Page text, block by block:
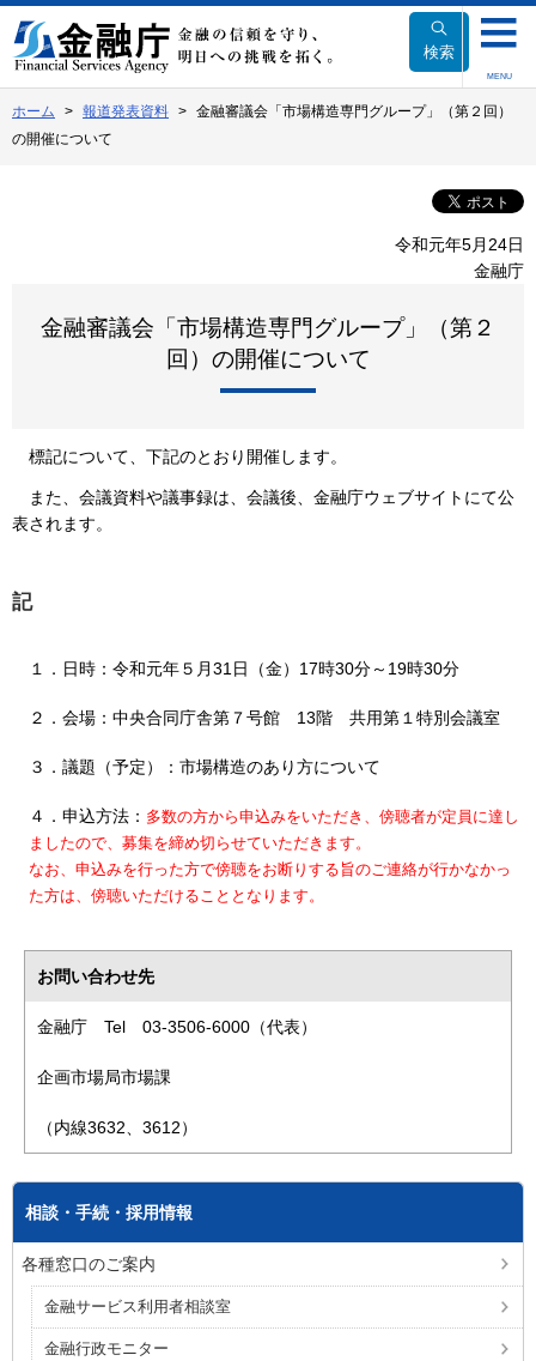
文
へ
動
検索
MENU
ホーム 報道発表資料
金融審議会「市場構造専門グループ」（第２回）
の開催について
令和元年5月24日
金融庁
金融審議会「市場構造専門グループ」（第２
回）の開催について
標記について、下記のとおり開催します。
また、会議資料や議事録は、会議後、金融庁ウェブサイトにて公
表されます。
記
１．日時：令和元年５月31日（金）17時30分～19時30分
２．会場：中央合同庁舎第７号館 13階 共用第１特別会議室
３．議題（予定）：市場構造のあり方について
４．申込方法： 多数の⽅から申込みをいただき、傍聴者が定員に達し
ましたので、募集を締め切らせていただきます。
なお、申込みを⾏った⽅で傍聴をお断りする旨のご連絡が⾏かなかっ
た⽅は、傍聴いただけることとなります。
お問い合わせ先
金融庁 Tel 03-3506-6000（代表）
企画市場局市場課
（内線3632、3612）
相談・手続・採用情報
各種窓口のご案内
金融サービス利用者相談室
金融行政モニター